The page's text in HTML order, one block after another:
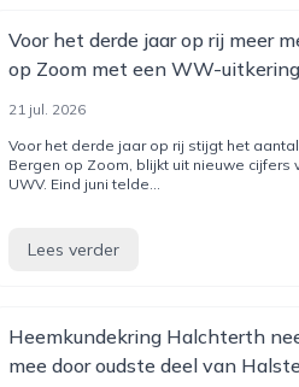
Voor het derde jaar op rij meer
op Zoom met een WW-uitkering
21 jul. 2026
Voor het derde jaar op rij stijgt het
Bergen op Zoom, blijkt uit nieuwe cijfers
UWV. Eind juni telde...
Lees verder
Heemkundekring Halchterth
mee door oudste deel van